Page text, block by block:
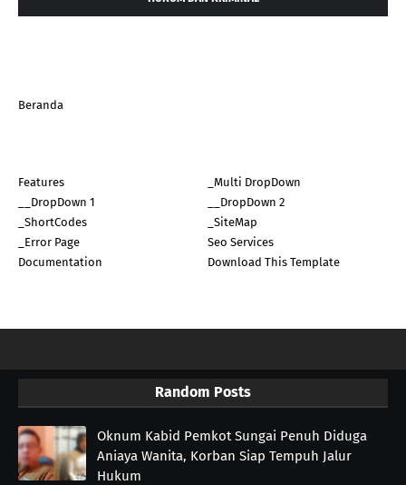
Beranda
Features
_Multi DropDown
__DropDown 1
__DropDown 2
_ShortCodes
_SiteMap
_Error Page
Seo Services
Documentation
Download This Template
Random Posts
Oknum Kabid Pemkot Sungai Penuh Diduga
Aniaya Wanita, Korban Siap Tempuh Jalur
Hukum